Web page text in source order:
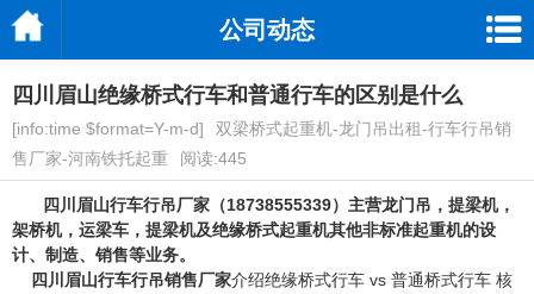
公司动态
四川眉山绝缘桥式行车和普通行车的区别是什么
[info:time $format=Y-m-d]
双梁桥式起重机-龙门吊出租-行车行吊销
售厂家-河南铁托起重
阅读:445
四川眉山行车行吊厂家 （18738555339）主营龙门吊，提梁机，
架桥机，运梁车，提梁机及绝缘桥式起重机其他非标准起重机的设
计、制造、销售等业务。
四川眉山行车行吊销售厂家介绍绝缘桥式行车 vs 普通桥式行车 核